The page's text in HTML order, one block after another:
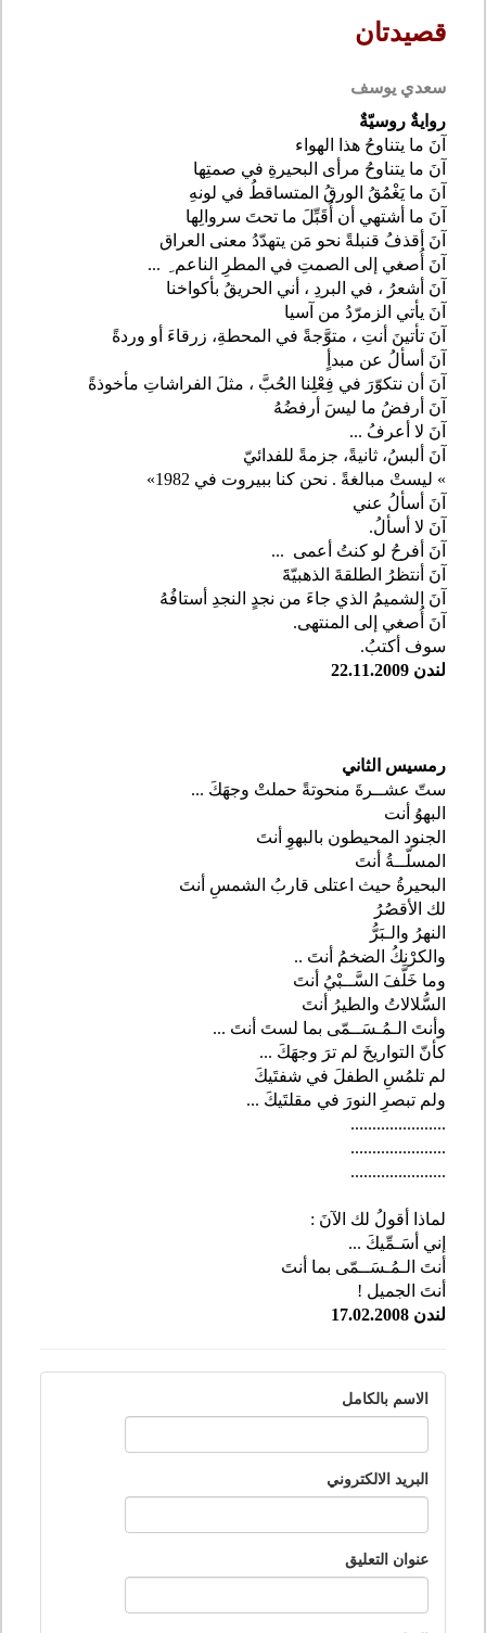
قصيدتان
سعدي يوسف
روايةٌ روسيّةٌ
آنَ ما يتناوحُ هذا الهواء
آنَ ما يتناوحُ مرأى البحيرةِ في صمتِها
آنَ ما يَغْمُقُ الورقُ المتساقطُ في لونهِ
آنَ ما أشتهي أن أُقَبِّلَ ما تحتَ سروالِها
آنَ أقذفُ قنبلةً نحو مَن يتهدّدُ معنى العراق
آنَ أُصغي إلى الصمتِ في المطرِ الناعم ِ
...
آنَ أشعرُ ، في البردِ ، أني الحريقُ بأكواخنا
آنَ يأتي الزمرّدُ من آسيا
آنَ تأتينَ أنتِ ، متوَّجةً في المحطةِ، زرقاءَ أو وردةً
آنَ أسألُ عن مبدأٍ
آنَ أن نتكوّرَ في فِعْلِنا الحُبَّ ، مثلَ الفراشاتِ مأخوذةً
آنَ أرفضُ ما ليسَ أرفضُهُ
آنَ لا أعرفُ ...
آنَ ألبسُ، ثانيةً، جزمةً للفدائيّ
» ليستْ مبالغةً . نحن كنا ببيروت في 1982»
آنَ أسألُ عني
آنَ لا أسألُ.
آنَ أفرحُ لو كنتُ أعمى ...
آنَ أنتظرُ الطلقةَ الذهبيّةََ
آنَ الشميمُ الذي جاءَ من نجدٍ النجدِ أستافُهُ
آنَ أُصغي إلى المنتهى.
سوف أكتبُ.
لندن 22.11.2009
رمسيس الثاني
ستّ عشــرةَ منحوتةً حملتْ وجهَكَ ...
البهوُ أنت
الجنود المحيطون بالبهوِ أنتَ
المسلّــةُ أنتَ
البحيرةُ حيث اعتلى قاربُ الشمسِ أنتَ
لك الأقصُرُ
النهرُ والـبَرُّ
والكرْنكُ الضخمُ أنتَ ..
وما خَلَّفَ السَّــبْيُ أنتَ
السُّلالاتُ والطيرُ أنتَ
وأنتَ الـمُـسَــمّى بما لستَ أنتَ ...
كأنّ التواريخَ لم ترَ وجهَكَ ...
لم تلمُسِ الطفلَ في شفتَيكَ
ولم تبصرِ النورَ في مقلتَيكَ ...
......................
......................
......................
لماذا أقولُ لك الآنَ :
إني أسَـمِّيكَ ...
أنتَ الـمُـسَــمّى بما أنتَ
أنتَ الجميل !
لندن 17.02.2008
الاسم بالكامل
البريد الالكتروني
عنوان التعليق